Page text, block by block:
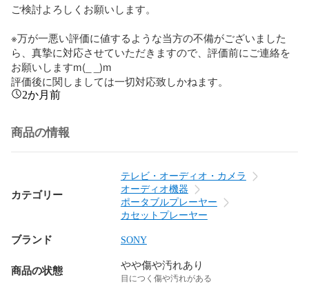
ご検討よろしくお願いします。
※万が一悪い評価に値するような当方の不備がございました
ら、真摯に対応させていただきますので、評価前にご連絡を
お願いしますm(_ _)m
評価後に関しましては一切対応致しかねます。
2か月前
商品の情報
カテゴリー
テレビ・オーディオ・カメラ
オーディオ機器
ポータブルプレーヤー
カセットプレーヤー
ブランド SONY
商品の状態 やや傷や汚れあり
目につく傷や汚れがある